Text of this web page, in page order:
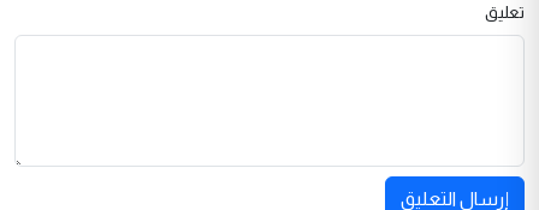
تعليق
إرسال التعليق